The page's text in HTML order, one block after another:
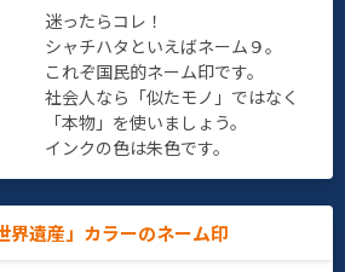
迷ったらコレ！
シャチハタといえばネーム９。
これぞ国民的ネーム印です。
社会人なら「似たモノ」ではなく
「本物」を使いましょう。
インクの色は朱色です。
界遺産」カラーのネーム印